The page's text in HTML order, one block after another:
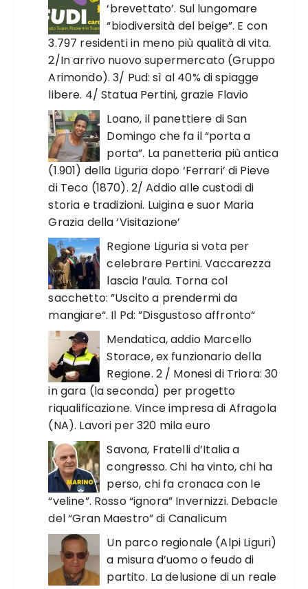
‘brevettato’. Sul lungomare
“biodiversità del beige”. E con
3.797 residenti in meno più qualità di vita.
2/In arrivo nuovo supermercato (Gruppo
Arimondo). 3/ Pud: sì al 40% di spiagge
libere. 4/ Statua Pertini, grazie Flavio
Loano, il panettiere di San
Domingo che fa il “porta a
porta”. La panetteria più antica
(1.901) della Liguria dopo ‘Ferrari’ di Pieve
di Teco (1870). 2/ Addio alle custodi di
storia e tradizioni. Luigina e suor Maria
Grazia della ‘Visitazione’
Regione Liguria si vota per
celebrare Pertini. Vaccarezza
lascia l’aula. Torna col
sacchetto: ”Uscito a prendermi da
mangiare“. Il Pd: ”Disgustoso affronto“
Mendatica, addio Marcello
Storace, ex funzionario della
Regione. 2 / Monesi di Triora: 30
in gara (la seconda) per progetto
riqualificazione. Vince impresa di Afragola
(NA). Lavori per 320 mila euro
Savona, Fratelli d’Italia a
congresso. Chi ha vinto, chi ha
perso, chi fa cronaca con le
“veline”. Rosso “ignora” Invernizzi. Debacle
del “Gran Maestro” di Canalicum
Un parco regionale (Alpi Liguri)
a misura d’uomo o feudo di
partito. La delusione di un reale